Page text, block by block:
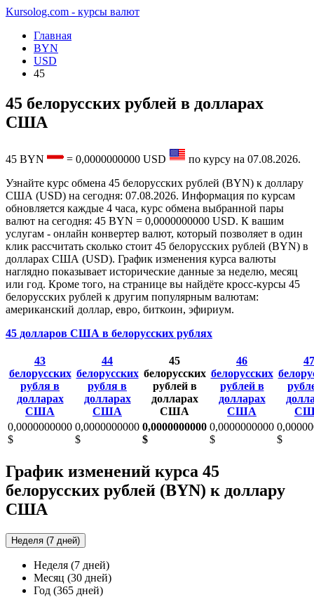
Kursolog.com - курсы валют
Главная
BYN
USD
45
45 белорусских рублей в долларах
США
45 BYN = 0,0000000000 USD по курсу на 07.08.2026.
Узнайте курс обмена 45 белорусских рублей (BYN) к доллару
США (USD) на сегодня: 07.08.2026. Информация по курсам
обновляется каждые 4 часа, курс обмена выбранной пары
валют на сегодня: 45 BYN = 0,0000000000 USD. К вашим
услугам - онлайн конвертер валют, который позволяет в один
клик рассчитать сколько стоит 45 белорусских рублей (BYN) в
долларах США (USD). График изменения курса валюты
наглядно показывает исторические данные за неделю, месяц
или год. Кроме того, на странице вы найдёте кросс-курсы 45
белорусских рублей к другим популярным валютам:
американский доллар, евро, биткоин, эфириум.
45 долларов США в белорусских рублях
43
белорусских
рубля в
долларах
США
44
белорусских
рубля в
долларах
США
45
белорусских
рублей в
долларах
США
46
белорусских
рублей в
долларах
США
47
0,0000000000
$
0,0000000000
$
0,0000000000
$
0,0000000000
$
$
График изменений курса 45
белорусских рублей (BYN) к доллару
США
Неделя (7 дней)
Неделя (7 дней)
Месяц (30 дней)
Год (365 дней)